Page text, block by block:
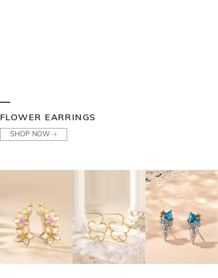
FLOWER EARRINGS
SHOP NOW